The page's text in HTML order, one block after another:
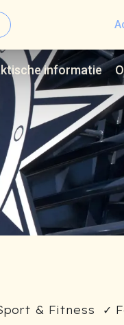
informatie
& Fitness ✓